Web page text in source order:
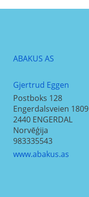
ABAKUS AS
Gjertrud Eggen
Postboks 128
Engerdalsveien 1809
2440 ENGERDAL
Norvēģija
983335543
www.abakus.as